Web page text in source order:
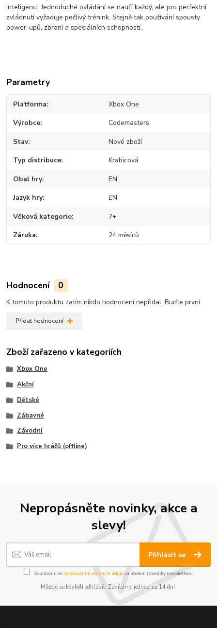
inteligenci. Jednoduché ovládání se naučí každý, ale pro perfektní
zvládnutí vyžaduje pečlivý trénink. Stejně tak používání spousty
power-upů, zbraní a speciálních schopností.
Parametry
Platforma Xbox One
Výrobce Codemasters
Stav Nové zboží
Typ distribuce Krabicová
Obal hry EN
Jazyk hry EN
Věková kategorie 7+
Záruka 24 měsíců
Hodnocení 0
K tomuto produktu zatím nikdo hodnocení nepřidal. Buďte první.
Přidat hodnocení
Zboží zařazeno v kategoriích
Xbox One
Akční
Dětské
Zábavné
Závodní
Pro více hráčů (offline)
Nepropásněte novinky, akce a
slevy!
Přihlásit se
Souhlasím se zpracováním osobních údajůza účelem rozesílky newsletteru.
Můžete se kdykoli odhlásit. Zasíláme jednou za 14 dní.